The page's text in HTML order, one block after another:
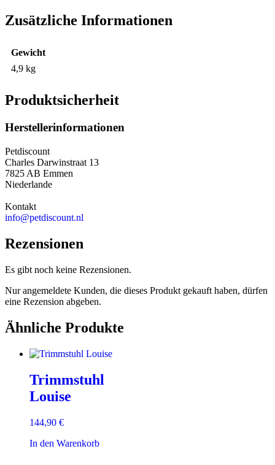
Zusätzliche Informationen
Gewicht
4,9 kg
Produktsicherheit
Herstellerinformationen
Petdiscount
Charles Darwinstraat 13
7825 AB Emmen
Niederlande
Kontakt
info@petdiscount.nl
Rezensionen
Es gibt noch keine Rezensionen.
Nur angemeldete Kunden, die dieses Produkt gekauft haben, dürfen
eine Rezension abgeben.
Ähnliche Produkte
Trimmstuhl
Louise
144,90 €
In den Warenkorb